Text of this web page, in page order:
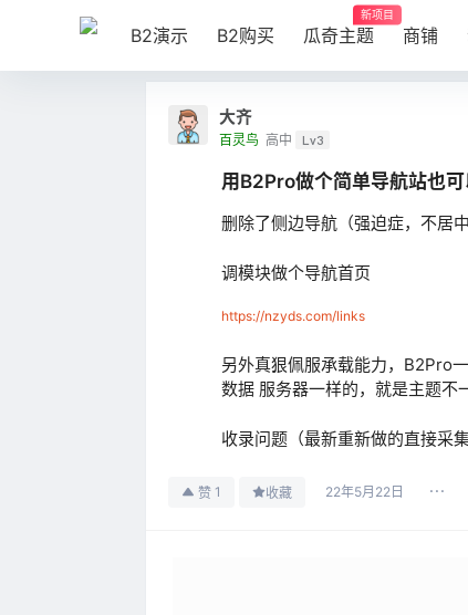
B2演示 B2购买 瓜奇主题
新项目
商铺
大齐
百灵鸟 高中 Lv3
用B2Pro做个简单导航站也
删除了侧边导航（强迫症，不居中
调模块做个导航首页
https://nzyds.com/links
另外真狠佩服承载能力，B2Pro
数据 服务器一样的，就是主题不
收录问题（最新重新做的直接采
赞 1 收藏 22年5月22日